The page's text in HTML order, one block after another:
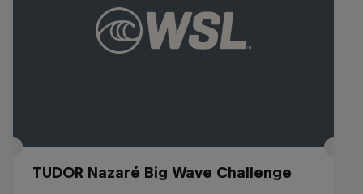
TUDOR Nazaré Big Wave Challenge